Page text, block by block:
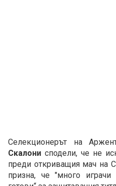
Селекционерът на
Скалони сподели, че не
преди откриващия мач на
призна, че "много